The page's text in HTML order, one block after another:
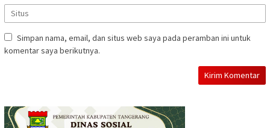
Simpan nama, email, dan situs web saya pada peramban ini untuk
komentar saya berikutnya.